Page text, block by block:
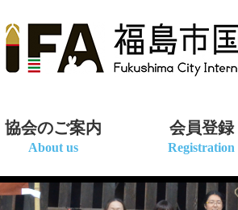
協会のご案内
About us
会員登録
Registration